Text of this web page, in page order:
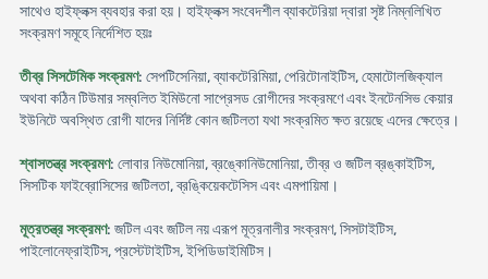
সাথেও হাইফ্লক্স ব্যবহার করা হয়। হাইফ্লক্স সংবেদশীল ব্যাকটেরিয়া দ্বারা সৃষ্ট নিম্নলিখিত
সংক্রমণ সমূহে নির্দেশিত হয়ঃ
তীব্র সিসটেমিক সংক্রমণ: সেপটিসেনিয়া, ব্যাকটেরিমিয়া, পেরিটোনাইটিস, হেমাটোলজিক্যাল
অথবা কঠিন টিউমার সম্বলিত ইমিউনো সাপ্রেসড রোগীদের সংক্রমণে এবং ইনটেনসিভ কেয়ার
ইউনিটে অবস্থিত রোগী যাদের নির্দিষ্ট কোন জটিলতা যথা সংক্রমিত ক্ষত রয়েছে এদের ক্ষেত্রে।
শ্বাসতন্ত্র সংক্রমণ: লোবার নিউমোনিয়া, ব্রঙ্কোনিউমোনিয়া, তীব্র ও জটিল ব্রঙ্কাইটিস,
সিসটিক ফাইব্রোসিসের জটিলতা, ব্রঙ্কিয়েকটেসিস এবং এমপায়িমা।
মূত্রতন্ত্র সংক্রমণ: জটিল এবং জটিল নয় এরূপ মূত্রনালীর সংক্রমণ, সিসটাইটিস,
পাইলোনেফ্রাইটিস, প্রস্টেটাইটিস, ইপিডিডাইমিটিস।